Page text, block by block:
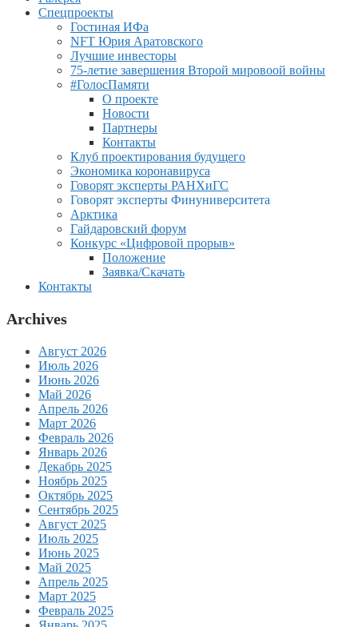
Спецпроекты
Гостиная ИФа
NFT Юрия Аратовского
Лучшие инвесторы
75-летие завершения Второй мировоой войны
#ГолосПамяти
О проекте
Новости
Партнеры
Контакты
Клуб проектирования будущего
Экономика коронавируса
Говорят эксперты РАНХиГС
Говорят эксперты Финуниверситета
Арктика
Гайдаровский форум
Конкурс «Цифровой прорыв»
Положение
Заявка/Скачать
Контакты
Archives
Август 2026
Июль 2026
Июнь 2026
Май 2026
Апрель 2026
Март 2026
Февраль 2026
Январь 2026
Декабрь 2025
Ноябрь 2025
Октябрь 2025
Сентябрь 2025
Август 2025
Июль 2025
Июнь 2025
Май 2025
Апрель 2025
Март 2025
Февраль 2025